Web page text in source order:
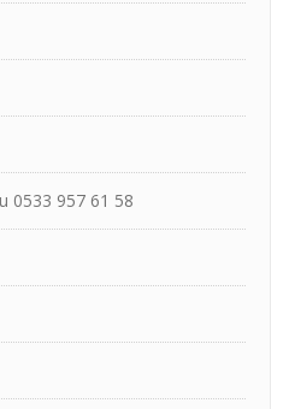
0533 957 61 58